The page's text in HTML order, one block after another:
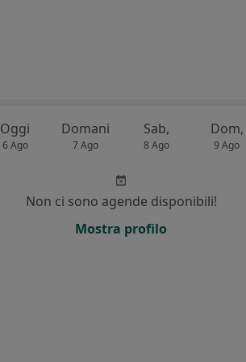
Oggi
6 Ago
Domani
7 Ago
Sab,
8 Ago
Dom,
9 Ago
Non ci sono agende disponibili!
Mostra profilo